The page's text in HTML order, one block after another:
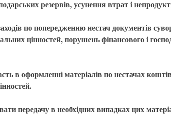
резервів, усунення втрат і
по попередженню нестач документів
цінностей, порушень фінансового і
в оформленні матеріалів по нестачах
передачу в необхідних випадках цих